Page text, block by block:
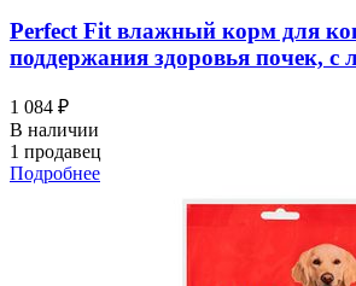
Perfect Fit влажный корм для
поддержания здоровья почек, с
1 084 ₽
В наличии
1 продавец
Подробнее